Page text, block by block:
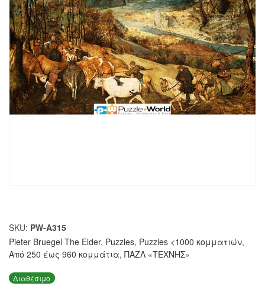
SKU: PW-A315
Pieter Bruegel The Elder, Puzzles, Puzzles <1000 κομματιών,
Από 250 έως 960 κομμάτια, ΠΑΖΛ «ΤΕΧΝΗΣ»
Διαθέσιμο